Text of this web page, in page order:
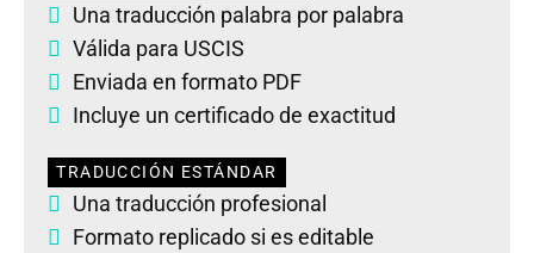
Una traducción palabra por palabra
Válida para USCIS
Enviada en formato PDF
Incluye un certificado de exactitud
TRADUCCIÓN ESTÁNDAR
Una traducción profesional
Formato replicado si es editable